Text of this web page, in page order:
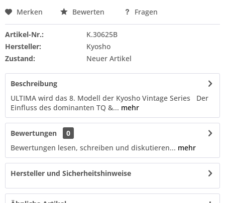
Merken Bewerten Fragen
Artikel-Nr.:
K.30625B
Hersteller:
Kyosho
Zustand:
Neuer Artikel
Beschreibung
ULTIMA wird das 8. Modell der Kyosho Vintage Series Der
Einfluss des dominanten TQ &... mehr
Bewertungen
0
Bewertungen lesen, schreiben und diskutieren... mehr
Hersteller und Sicherheitshinweise